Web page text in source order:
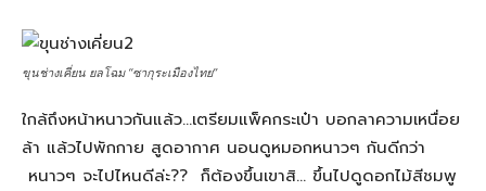
ขุนช่างเคี่ยน ยลโฉม “ซากุระเมืองไทย”
ใกล้ถึงหน้าหนาวกันแล้ว…เตรียมแพ็คกระเป๋า บอกลาความเหนื่อย
ล้า แล้วไปพักกาย สูดอากาศ นอนดูหมอกหนาวๆ กันดีกว่า
หนาวๆ จะไปไหนดีล่ะ?? ก็ต้องขึ้นเขาสิ… ขึ้นไปดูดอกไม้สีชมพู